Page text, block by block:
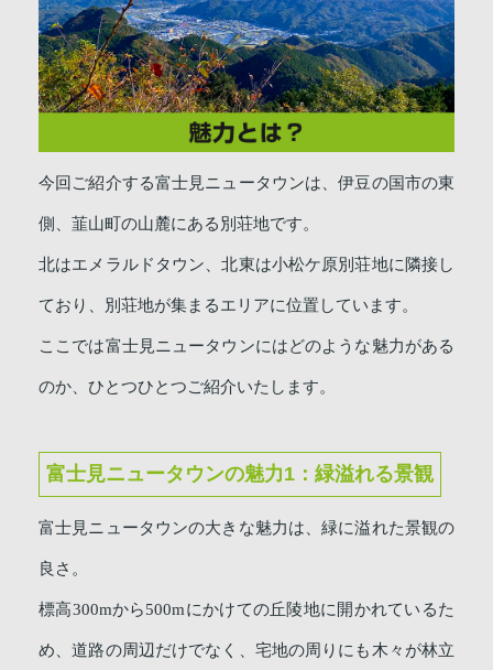
今回ご紹介する富士見ニュータウンは、伊豆の国市の東
側、韮山町の山麓にある別荘地です。
北はエメラルドタウン、北東は小松ケ原別荘地に隣接し
ており、別荘地が集まるエリアに位置しています。
ここでは富士見ニュータウンにはどのような魅力がある
のか、ひとつひとつご紹介いたします。
富士見ニュータウンの魅力1：緑溢れる景観
富士見ニュータウンの大きな魅力は、緑に溢れた景観の
良さ。
標高300mから500mにかけての丘陵地に開かれているた
め、道路の周辺だけでなく、宅地の周りにも木々が林立